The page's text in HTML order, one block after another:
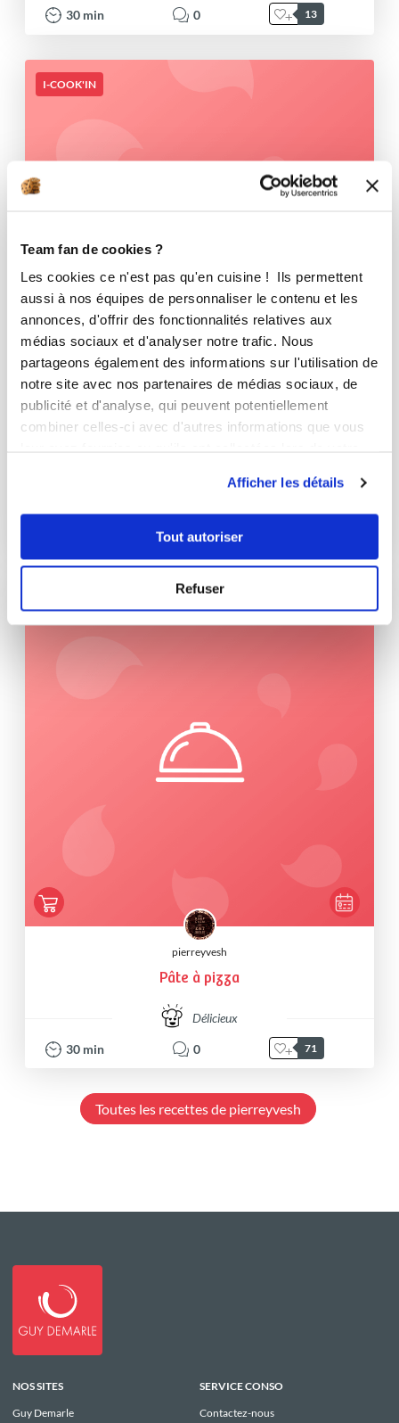
Team fan de cookies ?
Les cookies ce n'est pas qu'en cuisine ! Ils permettent
aussi à nos équipes de personnaliser le contenu et les
annonces, d'offrir des fonctionnalités relatives aux
médias sociaux et d'analyser notre trafic. Nous
partageons également des informations sur l'utilisation de
notre site avec nos partenaires de médias sociaux, de
publicité et d'analyse, qui peuvent potentiellement
combiner celles-ci avec d'autres informations que vous
Afficher les détails
Tout autoriser
Refuser
30 min 0 13
I-COOK'IN
pierreyvesh
0
pierreyvesh
Pâte à pizza
Délicieux
30 min 0 71
Toutes les recettes de pierreyvesh
NOS SITES
Guy Demarle
SERVICE CONSO
Contactez-nous